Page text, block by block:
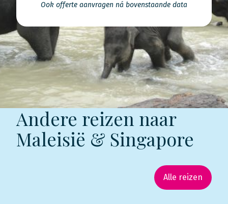
Ook offerte aanvragen ná bovenstaande data
Andere reizen naar
Maleisië & Singapore
Alle reizen